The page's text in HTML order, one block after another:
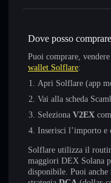
Dove posso
Puoi comprare,
wallet Solflare:
Apri Solflare (app
Vai alla scheda
Seleziona V2EX
Inserisci l’importo e
Solflare utilizza il
maggiori DEX Solana
disponibile. Puoi anche